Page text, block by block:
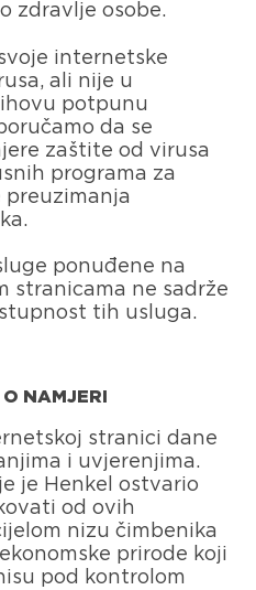
zdravlje osobe.
internetske
ali nije u
potpunu
da se
zaštite od virusa
programa za
ponuđene na
stranicama ne sadrže
tih usluga.
NAMJERI
stranici dane
i uvjerenjima.
je Henkel ostvario
od ovih
nizu čimbenika
prirode koji
pod kontrolom